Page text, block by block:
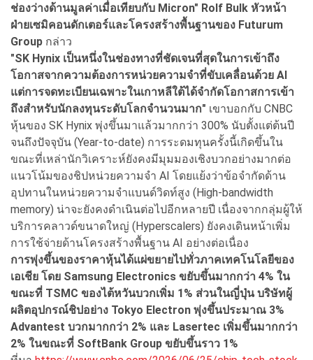
ช่องว่างด้านมูลค่าเมื่อเทียบกับ Micron" Rolf Bulk หัวหน้า
ฝ่ายเซมิคอนดักเตอร์และโครงสร้างพื้นฐานของ Futurum
Group กล่าว
"SK Hynix เป็นหนึ่งในช่องทางที่ชัดเจนที่สุดในการเข้าถึง
โอกาสจากความต้องการหน่วยความจำที่ขับเคลื่อนด้วย AI
แต่การจดทะเบียนเฉพาะในเกาหลีใต้ได้จำกัดโอกาสการเข้า
ถึงสำหรับนักลงทุนระดับโลกจำนวนมาก" เขาบอกกับ CNBC
หุ้นของ SK Hynix พุ่งขึ้นมาแล้วมากกว่า 300% นับตั้งแต่ต้นปี
จนถึงปัจจุบัน (Year-to-date) การระดมทุนครั้งนี้เกิดขึ้นใน
ขณะที่เหล่านักวิเคราะห์ยังคงมีมุมมองเชิงบวกอย่างมากต่อ
แนวโน้มของชิปหน่วยความจำ AI โดยแย้งว่าข้อจำกัดด้าน
อุปทานในหน่วยความจำแบนด์วิดท์สูง (High-bandwidth
memory) น่าจะยังคงดำเนินต่อไปอีกหลายปี เนื่องจากกลุ่มผู้ให้
บริการคลาวด์ขนาดใหญ่ (Hyperscalers) ยังคงเดินหน้าเพิ่ม
การใช้จ่ายด้านโครงสร้างพื้นฐาน AI อย่างต่อเนื่อง
การพุ่งขึ้นของราคาหุ้นได้แผ่ขยายไปทั่วภาคเทคโนโลยีของ
เอเชีย โดย Samsung Electronics ขยับขึ้นมากกว่า 4% ใน
ขณะที่ TSMC ของไต้หวันบวกเพิ่ม 1% ส่วนในญี่ปุ่น บริษัทผู้
ผลิตอุปกรณ์ชิปอย่าง Tokyo Electron พุ่งขึ้นประมาณ 3%
Advantest บวกมากกว่า 2% และ Lasertec เพิ่มขึ้นมากกว่า
2% ในขณะที่ SoftBank Group ขยับขึ้นราว 1%